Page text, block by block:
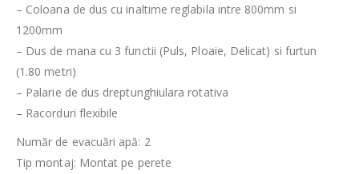
– Coloana de dus cu inaltime reglabila intre 800mm si
1200mm
– Dus de mana cu 3 functii (Puls, Ploaie, Delicat) si furtun
(1.80 metri)
– Palarie de dus dreptunghiulara rotativa
– Racorduri flexibile
Număr de evacuări apă: 2
Tip montaj: Montat pe perete